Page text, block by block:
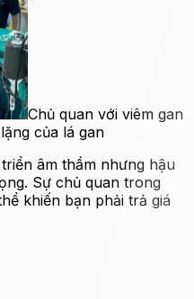
Chủ quan với viêm gan
của lá gan
âm thầm nhưng hậu
Sự chủ quan trong
khiến bạn phải trả giá